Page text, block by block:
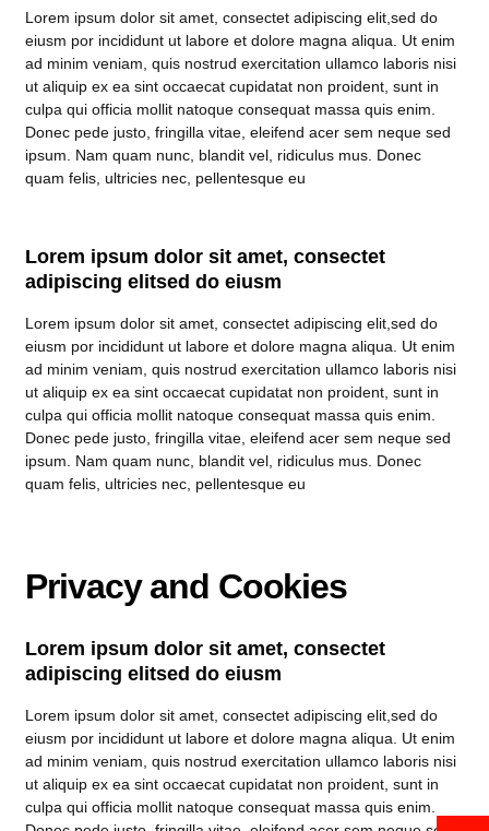
Lorem ipsum dolor sit amet, consectet adipiscing elit,sed do
eiusm por incididunt ut labore et dolore magna aliqua. Ut enim
ad minim veniam, quis nostrud exercitation ullamco laboris nisi
ut aliquip ex ea sint occaecat cupidatat non proident, sunt in
culpa qui officia mollit natoque consequat massa quis enim.
Donec pede justo, fringilla vitae, eleifend acer sem neque sed
ipsum. Nam quam nunc, blandit vel, ridiculus mus. Donec
quam felis, ultricies nec, pellentesque eu
Lorem ipsum dolor sit amet, consectet
adipiscing elitsed do eiusm
Lorem ipsum dolor sit amet, consectet adipiscing elit,sed do
eiusm por incididunt ut labore et dolore magna aliqua. Ut enim
ad minim veniam, quis nostrud exercitation ullamco laboris nisi
ut aliquip ex ea sint occaecat cupidatat non proident, sunt in
culpa qui officia mollit natoque consequat massa quis enim.
Donec pede justo, fringilla vitae, eleifend acer sem neque sed
ipsum. Nam quam nunc, blandit vel, ridiculus mus. Donec
quam felis, ultricies nec, pellentesque eu
Privacy and Cookies
Lorem ipsum dolor sit amet, consectet
adipiscing elitsed do eiusm
Lorem ipsum dolor sit amet, consectet adipiscing elit,sed do
eiusm por incididunt ut labore et dolore magna aliqua. Ut enim
ad minim veniam, quis nostrud exercitation ullamco laboris nisi
ut aliquip ex ea sint occaecat cupidatat non proident, sunt in
culpa qui officia mollit natoque consequat massa quis enim.